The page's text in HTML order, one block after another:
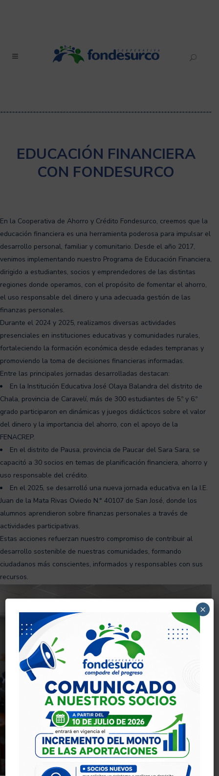
EDUCACIÓN FINANCIERA
CON FONDESURCO
En la Cooperativa de Ahorro y Crédito Fondesurco, creemos que la
educación financiera es una herramienta poderosa para impulsar el
desarrollo personal, familiar y comunitario. Desde el año 2017,
venimos implementando nuestro Programa de Educación Financiera,
dirigido a estudiantes, socios y emprendedores de las distintas
regiones donde operamos, con el propósito de fomentar el ahorro,
el uso responsable del dinero y una adecuada gestión de las
finanzas personales.
Durante el 2024 y 2025, realizamos diversas actividades
presenciales en instituciones educativas y comunidades rurales,
fortaleciendo la formación económica desde edades tempranas y
promoviendo la toma de decisiones financieras informadas.
Entre las principales jornadas desarrolladas destacan:
En la Institución Educativa José Olaya Balandra del distrito de
Chala, provincia de Caravelí, más de 300 estudiantes de 5.º y 6.º
grado participaron en dinámicas y juegos didácticos sobre el valor
del dinero y la importancia del ahorro, con el apoyo de la
FENACREP.
En el distrito de Pausa, provincia de Paucar del Sara Sara, se
capacitó a 30 socios en temas de planificación financiera, ahorro y
uso responsable del crédito.
En el 2025, se desarrolló una nueva jornada educativa en la I.E.
Juan de la Mata Rivas Oviedo N.° 40107 de San José, donde los
alumnos aprendieron sobre finanzas personales a través de
actividades participativas.
Estas acciones refuerzan nuestro compromiso de contribuir al
desarrollo sostenible de nuestras comunidades, formando
ciudadanos más conscientes, informados y responsables con sus
recursos.
×